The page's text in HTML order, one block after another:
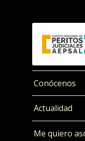
Conócenos
Actualidad
Me quiero